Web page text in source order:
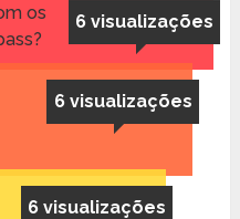
6 visualizações
os
6 visualizações
6 visualizações